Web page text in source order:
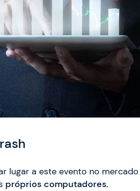
lugar a este evento no
próprios computadores.